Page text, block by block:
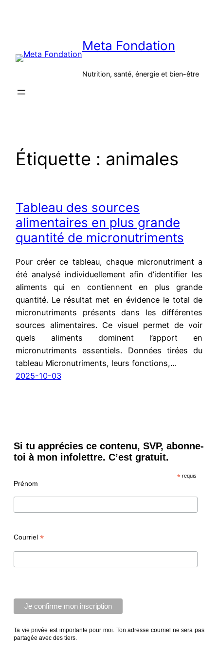
Meta Fondation
Nutrition, santé, énergie et bien-être
Étiquette : animales
Tableau des sources
alimentaires en plus grande
quantité de micronutriments
Pour créer ce tableau, chaque micronutriment a
été analysé individuellement afin d’identifier les
aliments qui en contiennent en plus grande
quantité. Le résultat met en évidence le total de
micronutriments présents dans les différentes
sources alimentaires. Ce visuel permet de voir
quels aliments dominent l’apport en
micronutriments essentiels. Données tirées du
tableau Micronutriments, leurs fonctions,…
2025-10-03
Si tu apprécies ce contenu, SVP, abonne-
toi à mon infolettre. C’est gratuit.
* requis
Prénom
Courriel *
Ta vie privée est importante pour moi. Ton adresse courriel ne sera pas
partagée avec des tiers.